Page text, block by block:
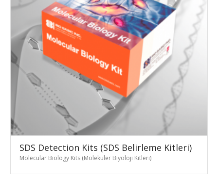
SDS Detection Kits (SDS Belirleme Kitleri)
Molecular Biology Kits (Moleküler Biyoloji Kitleri)